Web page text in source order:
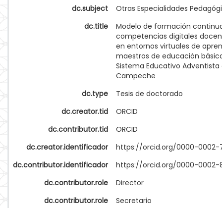
dc.subject
Otras Especialidades
dc.title
Modelo de formación
competencias digitales
en entornos virtuales de
maestros de educación
Sistema Educativo Adventista
Campeche
dc.type
Tesis de doctorado
dc.creator.tid
ORCID
dc.contributor.tid
ORCID
dc.creator.identificador
https://orcid.org/0000-0002-
dc.contributor.identificador
https://orcid.org/0000-0002-
dc.contributor.role
Director
dc.contributor.role
Secretario